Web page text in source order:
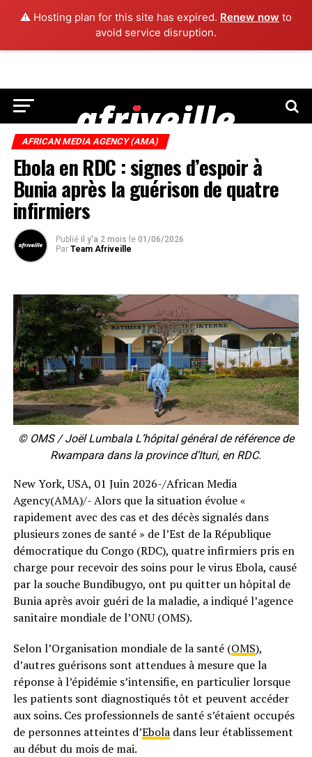
⚠️ Hosting plan for this site has expired. Renew now to
avoid service disruption.
AFRICAN MEDIA AGENCY (AMA)
Ebola en RDC : signes d’espoir à
Bunia après la guérison de quatre
infirmiers
Publié il y'a 2 mois le 01/06/2026
Par Team Afriveille
© OMS / Joël Lumbala L’hôpital général de référence de
Rwampara dans la province d’Ituri, en RDC.
New York, USA, 01 Juin 2026-/African Media
Agency(AMA)/- Alors que la situation évolue «
rapidement avec des cas et des décès signalés dans
plusieurs zones de santé » de l’Est de la République
démocratique du Congo (RDC), quatre infirmiers pris en
charge pour recevoir des soins pour le virus Ebola, causé
par la souche Bundibugyo, ont pu quitter un hôpital de
Bunia après avoir guéri de la maladie, a indiqué l’agence
sanitaire mondiale de l’ONU (OMS).
Selon l’Organisation mondiale de la santé (OMS),
d’autres guérisons sont attendues à mesure que la
réponse à l’épidémie s’intensifie, en particulier lorsque
les patients sont diagnostiqués tôt et peuvent accéder
aux soins. Ces professionnels de santé s’étaient occupés
de personnes atteintes d’Eboladans leur établissement
au début du mois de mai.